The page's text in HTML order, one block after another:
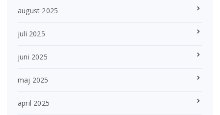
august 2025
juli 2025
juni 2025
maj 2025
april 2025